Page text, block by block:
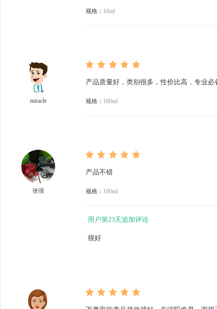
规格： 10ml
miracle
产品质量好，类别很多，性价比高，专业
规格： 100ml
张强
产品不错
规格： 100ml
用户第23天追加评论
很好